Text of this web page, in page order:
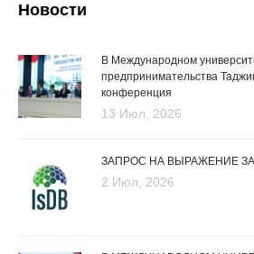
Новости
В Международном
предпринимательства
конференция
13 Июл, 2026
ЗАПРОС НА ВЫРАЖЕНИЕ
2 Июл, 2026